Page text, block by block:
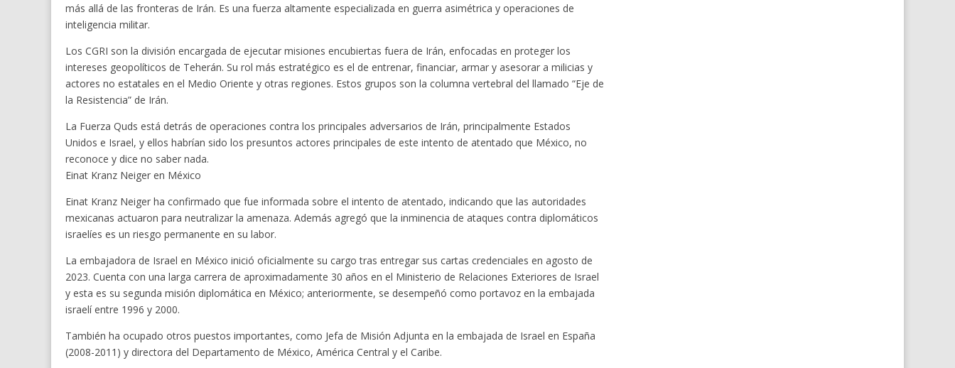
más allá de las fronteras de Irán. Es una fuerza altamente especializada en guerra asimétrica y operaciones de
inteligencia militar.
Los CGRI son la división encargada de ejecutar misiones encubiertas fuera de Irán, enfocadas en proteger los
intereses geopolíticos de Teherán. Su rol más estratégico es el de entrenar, financiar, armar y asesorar a milicias y
actores no estatales en el Medio Oriente y otras regiones. Estos grupos son la columna vertebral del llamado “Eje de
la Resistencia” de Irán.
La Fuerza Quds está detrás de operaciones contra los principales adversarios de Irán, principalmente Estados
Unidos e Israel, y ellos habrían sido los presuntos actores principales de este intento de atentado que México, no
reconoce y dice no saber nada.
Einat Kranz Neiger en México
Einat Kranz Neiger ha confirmado que fue informada sobre el intento de atentado, indicando que las autoridades
mexicanas actuaron para neutralizar la amenaza. Además agregó que la inminencia de ataques contra diplomáticos
israelíes es un riesgo permanente en su labor.
La embajadora de Israel en México inició oficialmente su cargo tras entregar sus cartas credenciales en agosto de
2023. Cuenta con una larga carrera de aproximadamente 30 años en el Ministerio de Relaciones Exteriores de Israel
y esta es su segunda misión diplomática en México; anteriormente, se desempeñó como portavoz en la embajada
israelí entre 1996 y 2000.
También ha ocupado otros puestos importantes, como Jefa de Misión Adjunta en la embajada de Israel en España
(2008-2011) y directora del Departamento de México, América Central y el Caribe.